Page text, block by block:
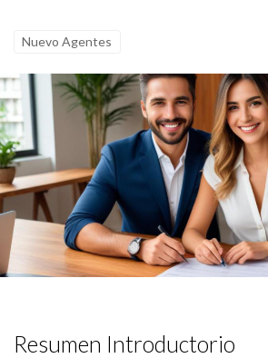
Nuevo Agentes
Resumen Introductorio